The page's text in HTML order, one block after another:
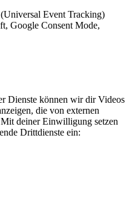
Event Tracking)
Google Consent Mode,
Dienste können wir dir Videos
die von externen
deiner Einwilligung setzen
Drittdienste ein: